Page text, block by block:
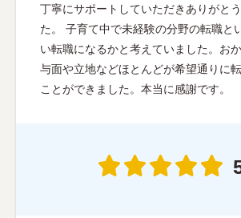
丁寧にサポートしていただきありがと
た。 子育て中で未経験の分野の転職と
い転職になるかと考えていました。お
与面や立地などほとんどが希望通りに
ことができました。本当に感謝です。